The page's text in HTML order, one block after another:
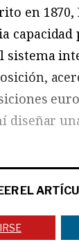
en
capacidad
sistema
diseñar
EL